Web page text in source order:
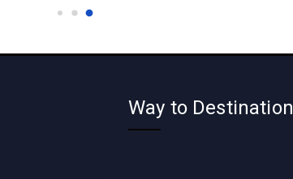
Way to Destination